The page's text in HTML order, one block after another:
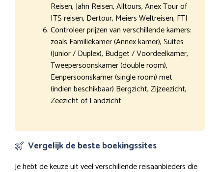
Reisen, Jahn Reisen, Alltours, Anex Tour of
ITS reisen, Dertour, Meiers Weltreisen, FTI
Controleer prijzen van verschillende kamers:
zoals Familiekamer (Annex kamer), Suites
(Junior / Duplex), Budget / Voordeelkamer,
Tweepersoonskamer (double room),
Eenpersoonskamer (single room) met
(indien beschikbaar) Bergzicht, Zijzeezicht,
Zeezicht of Landzicht
Vergelijk de beste boekingssites
Je hebt de keuze uit veel verschillende reisaanbieders die